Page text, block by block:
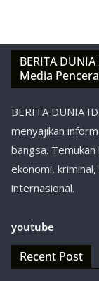
BERITA
Media
BERITA DUNIA
menyajikan
bangsa.
ekonomi,
internasional.
youtube
Recent Post